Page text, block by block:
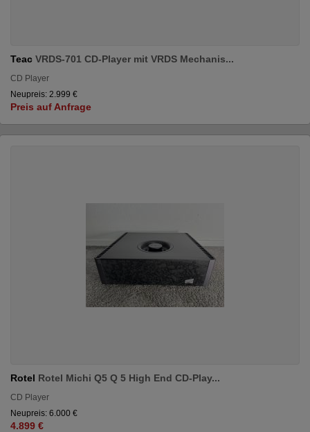
Teac VRDS-701 CD-Player mit VRDS Mechanis...
CD Player
Neupreis: 2.999 €
Preis auf Anfrage
Rotel Rotel Michi Q5 Q 5 High End CD-Play...
CD Player
Neupreis: 6.000 €
4.899 €